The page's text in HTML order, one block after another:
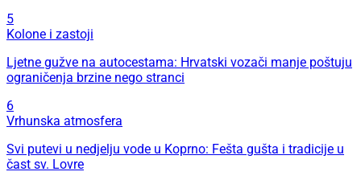
5
Kolone i zastoji
Ljetne gužve na autocestama: Hrvatski vozači manje poštuju
ograničenja brzine nego stranci
6
Vrhunska atmosfera
Svi putevi u nedjelju vode u Koprno: Fešta gušta i tradicije u
čast sv. Lovre